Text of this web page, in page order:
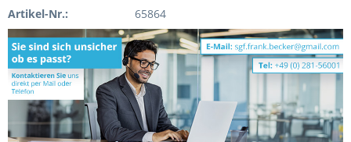
Artikel-Nr.: 65864